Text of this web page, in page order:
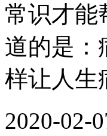
常识才能
道的是：
样让人生
2020-02-